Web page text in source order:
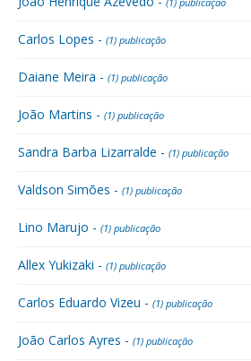
Carlos Lopes - (1) publicação
Daiane Meira - (1) publicação
João Martins - (1) publicação
Sandra Barba Lizarralde - (1) publicação
Valdson Simões - (1) publicação
Lino Marujo - (1) publicação
Allex Yukizaki - (1) publicação
Carlos Eduardo Vizeu - (1) publicação
João Carlos Ayres - (1) publicação